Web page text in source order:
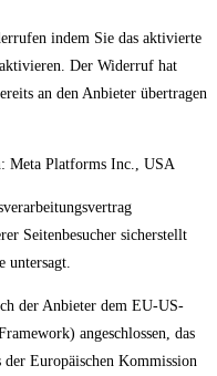
indem Sie das aktivierte
Der Widerruf hat
an den Anbieter übertragen
Meta Platforms Inc., USA
Seitenbesucher sicherstellt
untersagt.
der Anbieter dem EU-US-
angeschlossen, das
der Europäischen Kommission